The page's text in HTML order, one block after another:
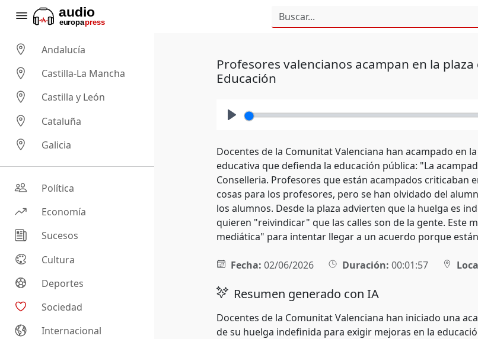
Andalucía
Castilla-La Mancha
Castilla y León
Cataluña
Galicia
Política
Economía
Sucesos
Cultura
Deportes
Sociedad
Internacional
Profesores valencianos acampan en la
Educación
Docentes de la Comunitat Valenciana han acampado en
educativa que defienda la educación pública: "La
Conselleria. Profesores que están acampados criticaban
cosas para los profesores, pero se han olvidado del
los alumnos. Desde la plaza advierten que la huelga es
quieren "reivindicar" que las calles son de la gente. Este
mediática" para intentar llegar a un acuerdo porque
Fecha: 02/06/2026 Duración: 00:01:57
Resumen generado con IA
Docentes de la Comunitat Valenciana han iniciado una
de su huelga indefinida para exigir mejoras en la